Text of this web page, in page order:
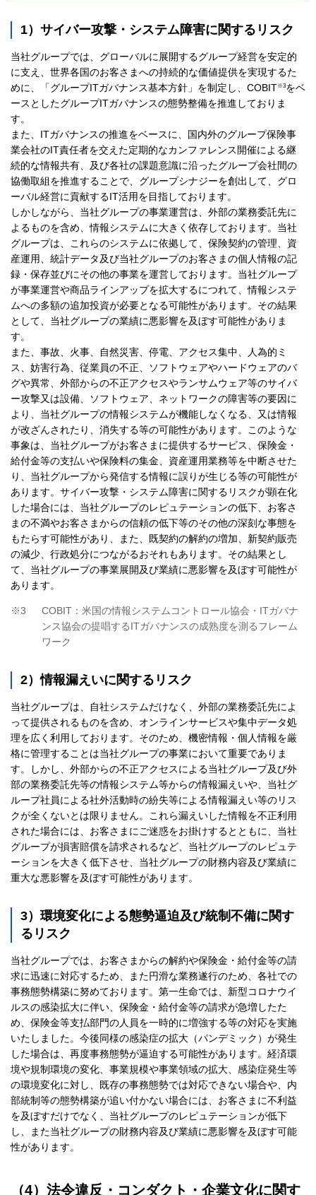
1）サイバー攻撃・システム障害に関するリスク
当社グループでは、グローバルに展開するグループ経営を安定的
に支え、世界各国のお客さまへの持続的な価値提供を実現するた
めに、「グループITガバナンス基本方針」を制定し、COBIT※3をベ
ースとしたグループITガバナンスの態勢整備を推進しておりま
す。
また、ITガバナンスの推進をベースに、国内外のグループ保険事
業会社のIT責任者を交えた定期的なカンファレンス開催による継
続的な情報共有、及び各社の課題意識に沿ったグループ会社間の
協働取組を推進することで、グループシナジーを創出して、グロ
ーバル経営に貢献するIT活用を目指しております。
しかしながら、当社グループの事業運営は、外部の業務委託先に
よるものを含め、情報システムに大きく依存しております。当社
グループは、これらのシステムに依拠して、保険契約の管理、資
産運用、統計データ及び当社グループのお客さまの個人情報の記
録・保存並びにその他の事業を運営しております。当社グループ
が事業運営や商品ラインアップを拡大するにつれて、情報システ
ムへの多額の追加投資が必要となる可能性があります。その結果
として、当社グループの業績に悪影響を及ぼす可能性がありま
す。
また、事故、火事、自然災害、停電、アクセス集中、人為的ミ
ス、妨害行為、従業員の不正、ソフトウェアやハードウェアのバ
グや異常、外部からの不正アクセスやランサムウェア等のサイバ
ー攻撃又は設備、ソフトウェア、ネットワークの障害等の要因に
より、当社グループの情報システムが機能しなくなる、又は情報
が改ざんされたり、消失する等の可能性があります。このような
事象は、当社グループがお客さまに提供するサービス、保険金・
給付金等の支払いや保険料の集金、資産運用業務等を中断させた
り、当社グループから発信する情報に誤りが生じる等の可能性が
あります。サイバー攻撃・システム障害に関するリスクが顕在化
した場合には、当社グループのレピュテーションの低下、お客さ
まの不満やお客さまからの信頼の低下等のその他の深刻な事態を
もたらす可能性があり、また、既契約の解約の増加、新契約販売
の減少、行政処分につながるおそれもあります。その結果とし
て、当社グループの事業展開及び業績に悪影響を及ぼす可能性が
あります。
※3
COBIT：米国の情報システムコントロール協会・ITガバナ
ンス協会の提唱するITガバナンスの成熟度を測るフレーム
ワーク
2）情報漏えいに関するリスク
当社グループは、自社システムだけなく、外部の業務委託先によ
って提供されるものを含め、オンラインサービスや集中データ処
理を広く利用しております。そのため、機密情報・個人情報を厳
格に管理することは当社グループの事業において重要でありま
す。しかし、外部からの不正アクセスによる当社グループ及び外
部の業務委託先等の情報システム等からの情報漏えいや、当社グ
ループ社員による社外活動時の紛失等による情報漏えい等のリス
クが全くないとは限りません。これら漏えいした情報を不正利用
された場合には、お客さまにご迷惑をお掛けするとともに、当社
グループが損害賠償を請求されるなど、当社グループのレピュテ
ーションを大きく低下させ、当社グループの財務内容及び業績に
重大な悪影響を及ぼす可能性があります。
3）環境変化による態勢逼迫及び統制不備に関す
るリスク
当社グループでは、お客さまからの解約や保険金・給付金等の請
求に迅速に対応するため、また円滑な業務遂行のため、各社での
事務態勢構築に努めております。第一生命では、新型コロナウイ
ルスの感染拡大に伴い、保険金・給付金等の請求が急増したた
め、保険金等支払部門の人員を一時的に増強する等の対応を実施
いたしました。今後同様の感染症の拡大（パンデミック）が発生
した場合は、再度事務態勢が逼迫する可能性があります。経済環
境や規制環境の変化、事業規模や事業領域の拡大、感染症発生等
の環境変化に対し、既存の事務態勢では対応できない場合や、内
部統制等の態勢構築が追い付かない場合には、お客さまに不利益
を及ぼすだけでなく、当社グループのレピュテーションが低下
し、また当社グループの財務内容及び業績に悪影響を及ぼす可能
性があります。
（4）法令違反・コンダクト・企業文化に関す